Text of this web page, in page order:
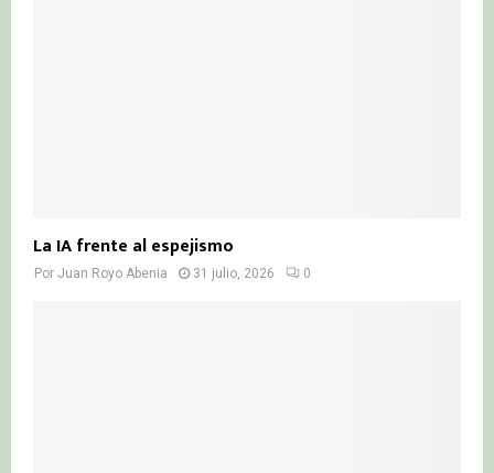
La IA frente al espejismo
Por Juan Royo Abenia 31 julio, 2026 0